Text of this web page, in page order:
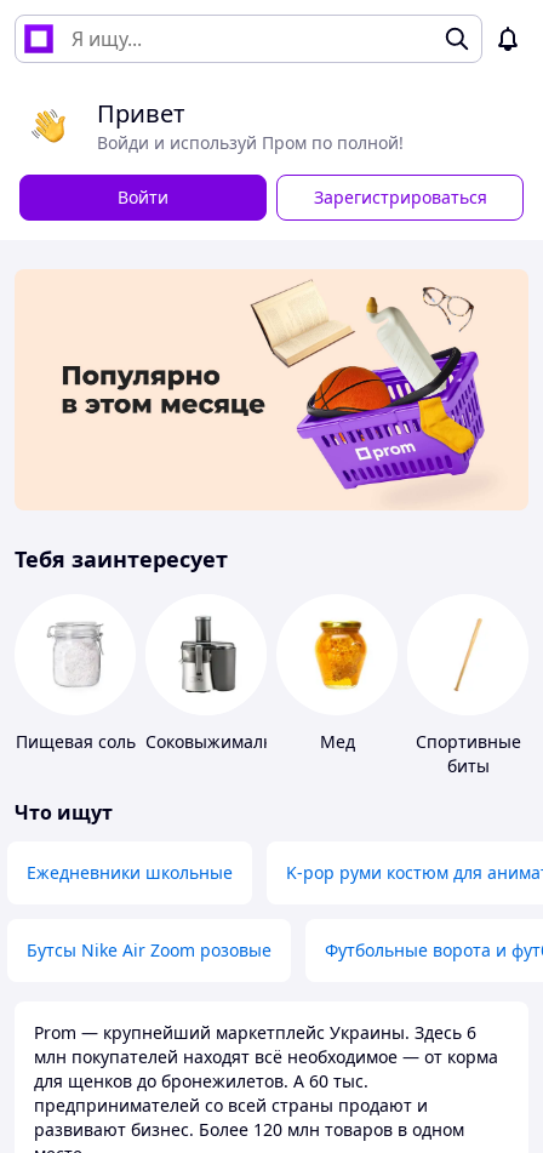
Привет
Войди и используй Пром по полной!
Войти Зарегистрироваться
Тебя заинтересует
Пищевая соль Соковыжималки Мед
Спортивные
биты
Что ищут
Ежедневники школьные K-pop руми костюм для
Бутсы Nike Air Zoom розовые Футбольные ворота и
Prom — крупнейший маркетплейс Украины. Здесь 6
млн покупателей находят всё необходимое — от корма
для щенков до бронежилетов. А 60 тыс.
предпринимателей со всей страны продают и
развивают бизнес. Более 120 млн товаров в одном